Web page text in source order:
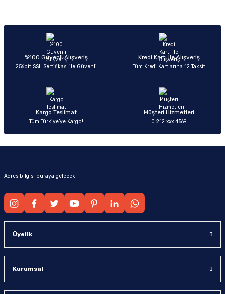
Ürün açıklamasında eksik bilgiler bulunuyor.
Ürün bilgilerinde hatalar bulunuyor.
Ürün fiyatı diğer sitelerden daha pahalı.
Sitemize ilk yorumu siz yapın!
%100 Güvenli Alışveriş
256bit SSL Sertifikası ile Güvenli
Kredi Kartı ile Alışveriş
Tüm Kredi Kartlarına 12 Taksit
Kargo Teslimat
Tüm Türkiye’ye Kargo!
Müşteri Hizmetleri
0 212 xxx 4569
Adres bilgisi buraya gelecek.
Üyelik
Kurumsal